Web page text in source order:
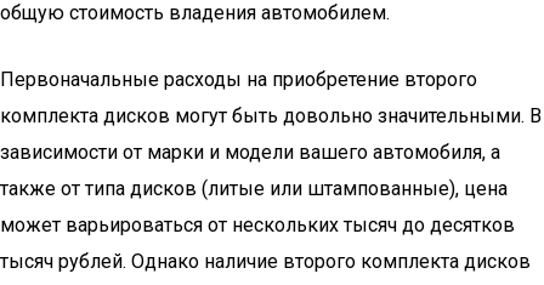
общую стоимость владения автомобилем.
Первоначальные расходы на приобретение второго
комплекта дисков могут быть довольно значительными. В
зависимости от марки и модели вашего автомобиля, а
также от типа дисков (литые или штампованные), цена
может варьироваться от нескольких тысяч до десятков
тысяч рублей. Однако наличие второго комплекта дисков